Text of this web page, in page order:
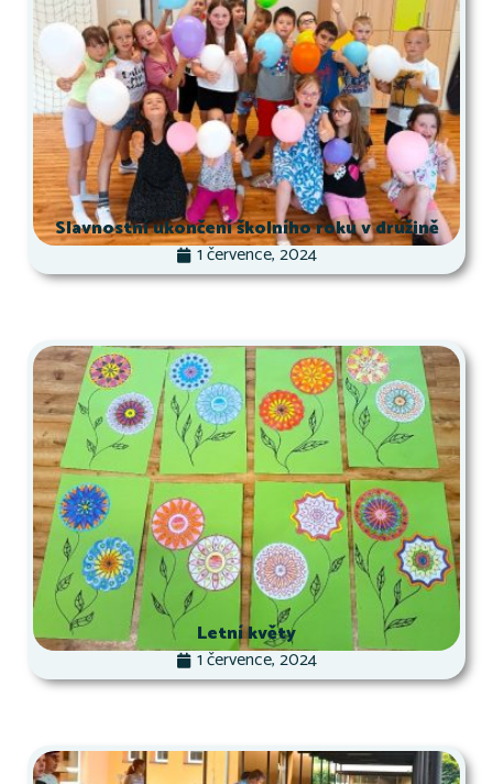
Slavnostní ukončení školního roku v družině
1 července, 2024
Letní květy
1 července, 2024